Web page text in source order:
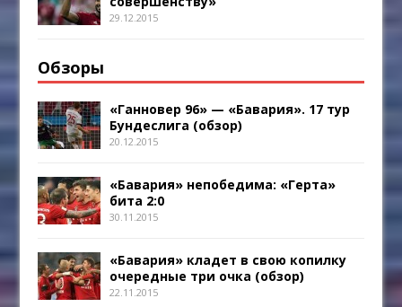
29.12.2015
Обзоры
«Ганновер 96» — «Бавария». 17 тур
Бундеслига (обзор)
20.12.2015
«Бавария» непобедима: «Герта»
бита 2:0
30.11.2015
«Бавария» кладет в свою копилку
очередные три очка (обзор)
22.11.2015